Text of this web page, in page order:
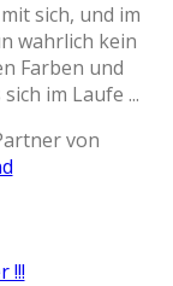
sich, und im
wahrlich kein
Farben und
im Laufe ...
von
!!!